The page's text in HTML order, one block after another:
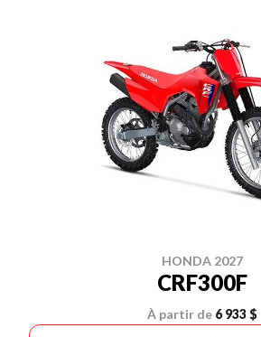
HONDA 2027
CRF300F
À partir de 6 933 $